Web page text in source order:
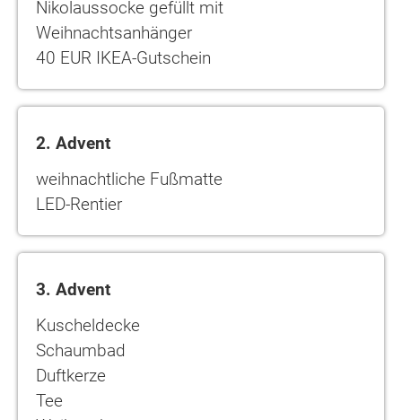
Nikolaussocke gefüllt mit
Weihnachtsanhänger
40 EUR IKEA-Gutschein
2. Advent
weihnachtliche Fußmatte
LED-Rentier
3. Advent
Kuscheldecke
Schaumbad
Duftkerze
Tee